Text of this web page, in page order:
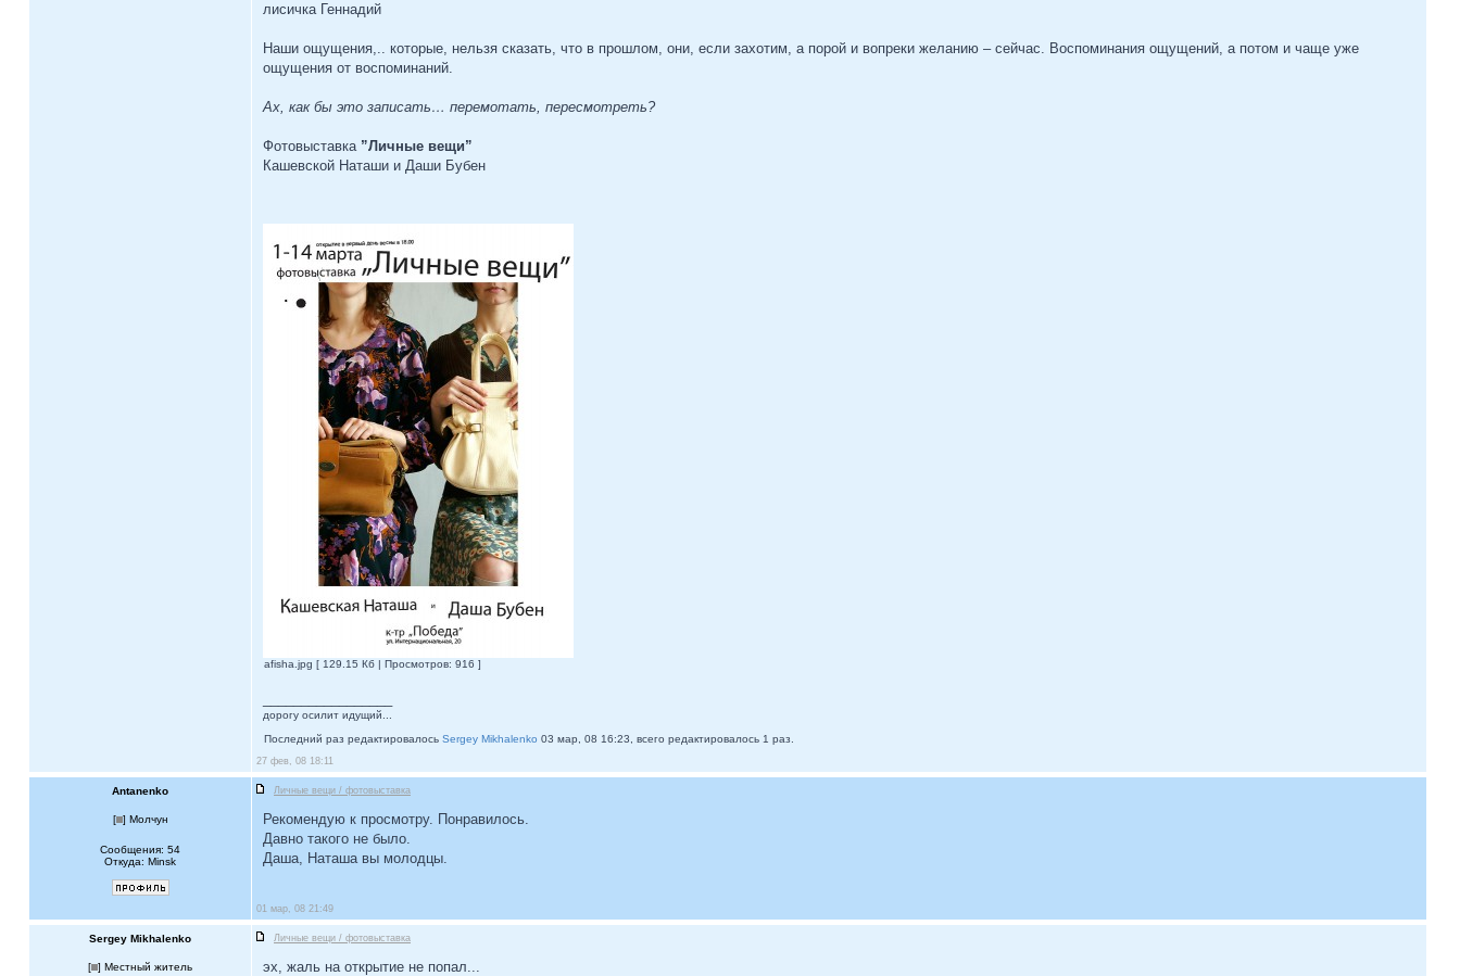
лисичка Геннадий
Наши ощущения,.. которые, нельзя сказать, что в прошлом, они, если захотим, а порой и вопреки желанию – сейчас. Воспоминания ощущений, а потом и чаще уже
ощущения от воспоминаний.
Ах, как бы это записать… перемотать, пересмотреть?
Фотовыставка”Личные вещи”
Кашевской Наташи и Даши Бубен
afisha.jpg [ 129.15 Кб | Просмотров: 916 ]
дорогу осилит идущий...
Последний раз редактировалось Sergey Mikhalenko 03 мар, 08 16:23, всего редактировалось 1 раз.
27 фев, 08 18:11
Antanenko Личные вещи / фотовыставка
[ ] Молчун
Сообщения: 54
Откуда: Minsk
Рекомендую к просмотру. Понравилось.
Давно такого не было.
Даша, Наташа вы молодцы.
01 мар, 08 21:49
Sergey Mikhalenko Личные вещи / фотовыставка
[ ] Местный житель
эх, жаль на открытие не попал...